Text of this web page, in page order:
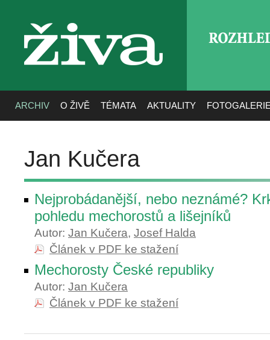
živa
ARCHIV O ŽIVĚ TÉMATA AKTUALITY
Jan Kučera
Nejprobádanější, nebo neznámé?
pohledu mechorostů a lišejníků
Autor: Jan Kučera, Josef Halda
Článek v PDF ke stažení
Mechorosty České republiky
Autor: Jan Kučera
Článek v PDF ke stažení